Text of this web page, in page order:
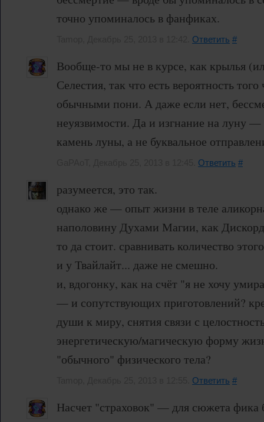
точно упоминалось в фанфиках.
Ответить #
Вообще-то мы не в курсе, как крылья
Селестия, так что есть вероятность
обычными пони. А даже если нет,
неуязвимости. Да и изгнание на луну —
камень луны, а не буквальное
Ответить #
разумеется, это так.
однако же — опыт жизни в теле
наполовину Духами Магии, как
то да стоит. сравнивать количество
и у Твайлайт... даже не смешно.
и, вдогонку, как на счёт "я не хочу
— и сопутствующих приготовлений?
души к миру, снятия связи с
энергетическую/магическую форму
"обычного" физического тела?
Ответить #
Насчет "страховок" — для сюжета фика